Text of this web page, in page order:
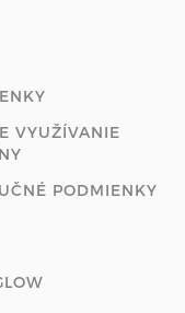
VYUŽÍVANIE
PODMIENKY